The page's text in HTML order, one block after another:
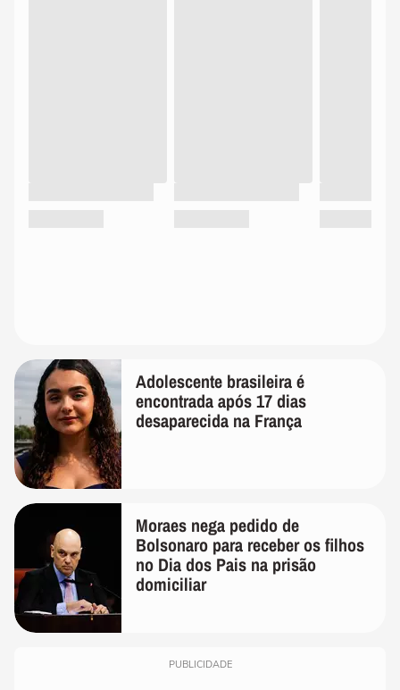
Adolescente brasileira é
encontrada após 17 dias
desaparecida na França
Moraes nega pedido de
Bolsonaro para receber os filhos
no Dia dos Pais na prisão
domiciliar
PUBLICIDADE